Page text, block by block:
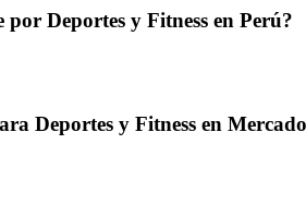
Deportes y Fitness en Perú?
Deportes y Fitness en